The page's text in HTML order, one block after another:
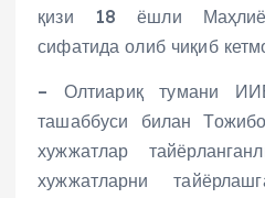
қизи 18 ёшли Маҳлиё
сифатида олиб чиқиб
– Олтиариқ тумани
ташаббуси билан
хужжатлар
хужжатларни